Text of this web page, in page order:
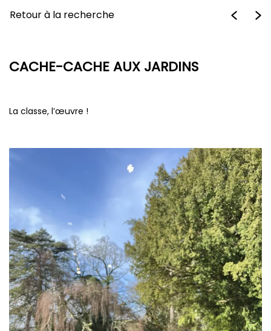
Retour à la recherche
CACHE-CACHE AUX JARDINS
La classe, l’œuvre !